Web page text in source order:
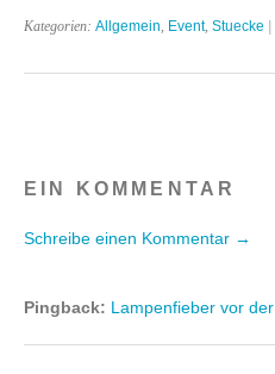
Kategorien: Allgemein Event, Stuecke |
EIN KOMMENTAR
Schreibe einen Kommentar →
Pingback: Lampenfieber vor